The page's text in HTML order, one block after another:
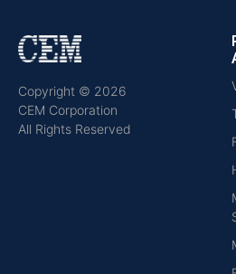
Copyright © 2026
CEM Corporation
All Rights Reserved